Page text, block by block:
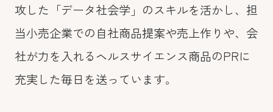
攻した「データ社会学」のスキルを活かし、担
当小売企業での自社商品提案や売上作りや、会
社が力を入れるヘルスサイエンス商品のPRに
充実した毎日を送っています。